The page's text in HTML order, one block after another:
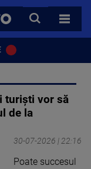
CAUTA
TOATE
turiști vor să
de la
30-07-2026 | 22:16
Poate succesul